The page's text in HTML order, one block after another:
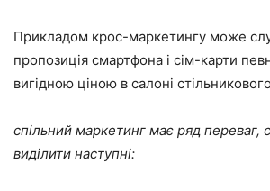
Прикладом крос-маркетингу може
пропозиція смартфона і сім-карти
вигідною ціною в салоні стільникового
спільний маркетинг має ряд
виділити наступні: